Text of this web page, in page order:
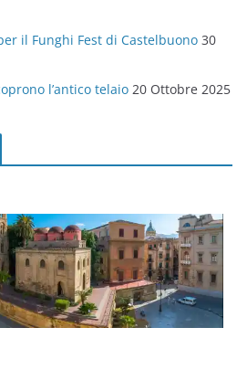
il Funghi Fest di Castelbuono 30
l’antico telaio 20 Ottobre 2025